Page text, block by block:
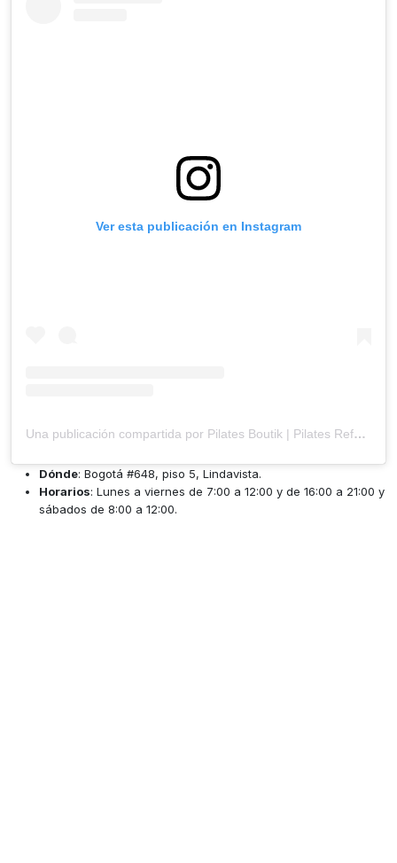
Ver esta publicación en Instagram
Una publicación compartida por Pilates Boutik | Pilates Reformer (@pilatesboutik)
Dónde: Bogotá #648, piso 5, Lindavista.
Horarios: Lunes a viernes de 7:00 a 12:00 y de 16:00 a 21:00 y
sábados de 8:00 a 12:00.